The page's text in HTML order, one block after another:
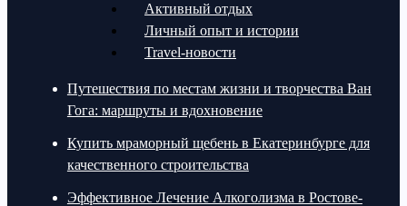
Активный отдых
Личный опыт и истории
Travel-новости
Путешествия по местам жизни и творчества Ван
Гога: маршруты и вдохновение
Купить мраморный щебень в Екатеринбурге для
качественного строительства
Эффективное Лечение Алкоголизма в Ростове-